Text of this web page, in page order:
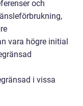
och
vara högre initial
i vissa